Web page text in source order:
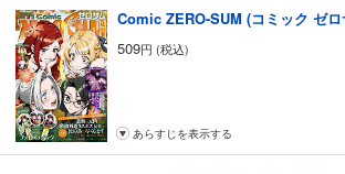
509円 (税込)
あらすじを表示する